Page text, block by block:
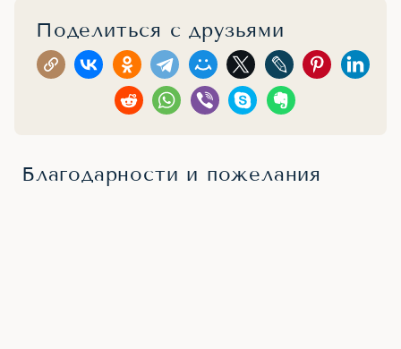
Поделиться с друзьями
Благодарности и пожелания